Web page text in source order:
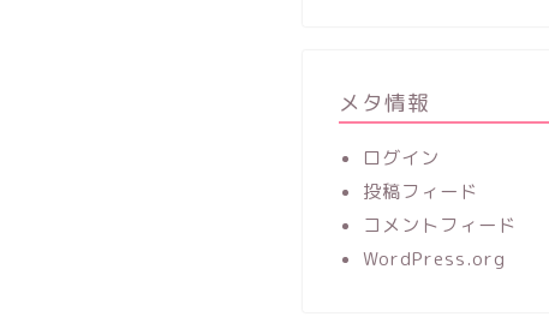
メタ情報
ログイン
投稿フィード
コメントフィード
WordPress.org